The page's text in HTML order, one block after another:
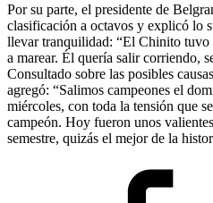
Por su parte, el presidente de
clasificación a octavos y explicó lo
llevar tranquilidad: “El Chinito tuvo
a marear. Él quería salir corriendo,
Consultado sobre las posibles
agregó: “Salimos campeones el
miércoles, con toda la tensión que
campeón. Hoy fueron unos
semestre, quizás el mejor de la